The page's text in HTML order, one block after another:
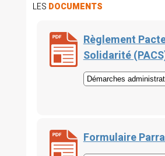
LES DOCUMENTS
Règlement
Solidarité
Démarches
Formulaire